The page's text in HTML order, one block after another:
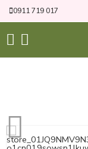
0911 719 017